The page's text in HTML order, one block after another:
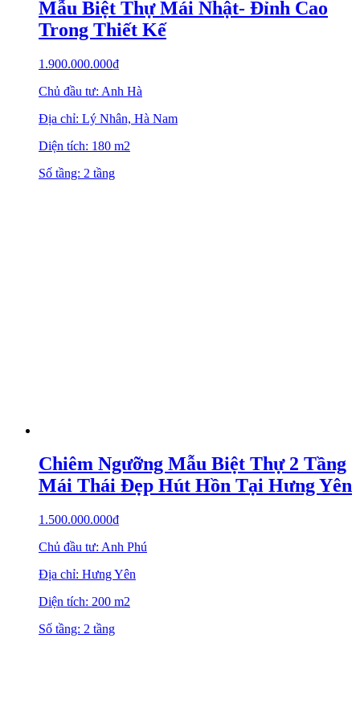
Mẫu Biệt Thự Mái Nhật- Đỉnh Cao
Trong Thiết Kế
1.900.000.000₫
Chủ đầu tư: Anh Hà
Địa chỉ: Lý Nhân, Hà Nam
Diện tích: 180 m2
Số tầng: 2 tầng
Chiêm Ngưỡng Mẫu Biệt Thự 2 Tầng
Mái Thái Đẹp Hút Hồn Tại Hưng Yên
1.500.000.000₫
Chủ đầu tư: Anh Phú
Địa chỉ: Hưng Yên
Diện tích: 200 m2
Số tầng: 2 tầng